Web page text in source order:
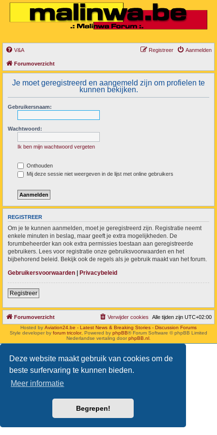
Deze website maakt gebruik van cookies om de
beste surfervaring te kunnen bieden.
Meer informatie
Begrepen!
V&A Aanmelden
Registreer
Forumoverzicht
Je moet geregistreerd en aangemeld zijn om profielen te
kunnen bekijken.
Gebruikersnaam:
Wachtwoord:
Ik ben mijn wachtwoord vergeten
Onthouden
Mij deze sessie niet weergeven in de lijst met online gebruikers
REGISTREER
Om je te kunnen aanmelden, moet je geregistreerd zijn. Registratie neemt
enkele minuten in beslag, maar geeft je extra mogelijkheden. De
forumbeheerder kan ook extra permissies toestaan aan geregistreerde
gebruikers. Lees voor registratie onze gebruiksvoorwaarden en het
bijbehorend beleid. Bekijk ook de regels als je gebruik maakt van het forum.
Gebruikersvoorwaarden
Privacybeleid
Registreer
Forumoverzicht Alle tijden zijn UTC+02:00
Verwijder cookies
Hosted by Aviation24.be - Latest News & Breaking Stories - Discussion Forums
Style developer by forum tricolor, Powered by phpBB® Forum Software © phpBB Limited
Nederlandse vertaling doorphpBB.nl.